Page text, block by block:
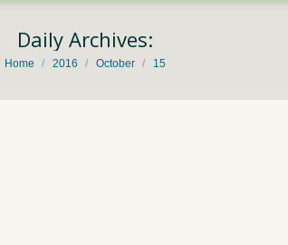
Daily Archives:
You are here:
Home 2016 October 15